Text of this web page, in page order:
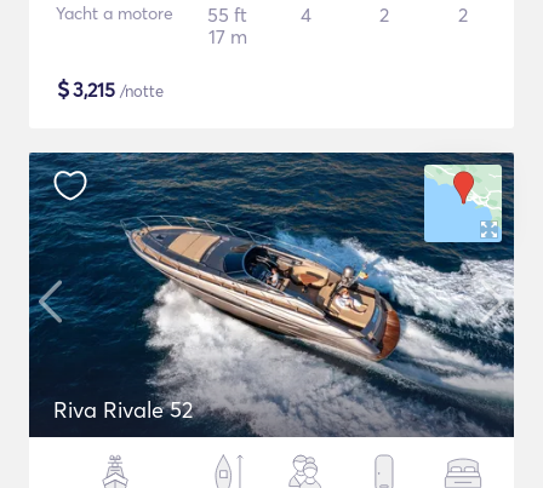
Yacht a motore
55 ft
17 m
4 2 2
$3,215 /notte
Riva Rivale 52